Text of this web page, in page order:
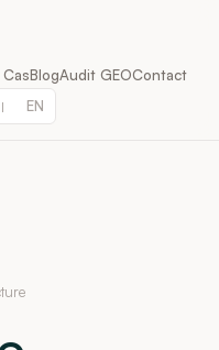
BlogAudit GEOContact
| EN